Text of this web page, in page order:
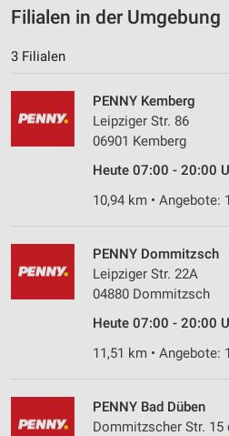
Filialen in der Umgebung
3 Filialen
PENNY Kemberg
Leipziger Str. 86
06901 Kemberg
Heute 07:00 - 20:00
10,94 km • Angebote:
PENNY Dommitzsch
Leipziger Str. 22A
04880 Dommitzsch
Heute 07:00 - 20:00
11,51 km • Angebote:
PENNY Bad Düben
Dommitzscher Str. 15
Messung der Werbeleistung
Messung der Performance von
Kombinationen von Daten aus
Quellen
Verwendung reduzierter Daten zur
Verwendung genauer
Geräte anhand von aktiv
Informationen identifizieren
Nicht-IAB-Verarbeitungszwecke:
Performance